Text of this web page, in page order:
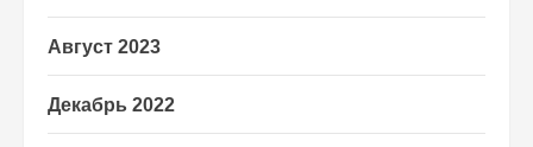
Август 2023
Декабрь 2022